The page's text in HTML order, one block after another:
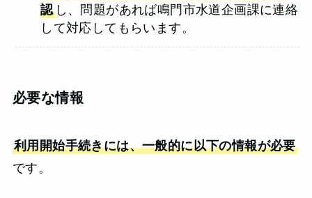
認し、問題があれば鳴門市水道企画課に連絡
して対応してもらいます。
必要な情報
利用開始手続きには、一般的に以下の情報が必要
です。